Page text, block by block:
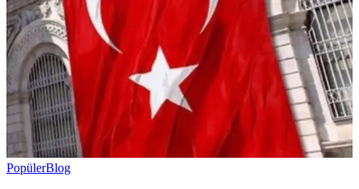
PopülerBlog